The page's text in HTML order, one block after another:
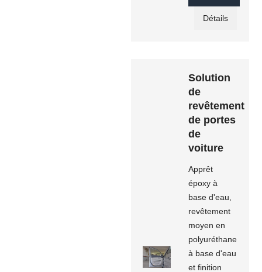
Détails
Solution
de
revêtement
de portes
de
voiture
Apprêt
époxy à
base d'eau,
revêtement
moyen en
polyuréthane
à base d'eau
et finition